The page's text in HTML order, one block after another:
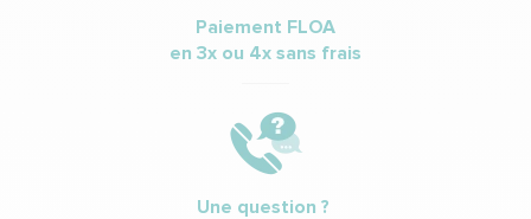
Paiement FLOA
en 3x ou 4x sans frais
Une question ?